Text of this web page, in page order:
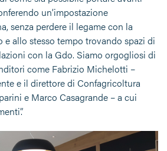
un’impostazione
senza perdere il legame con la
allo stesso tempo trovando spazi di
con la Gdo. Siamo orgogliosi di
come Fabrizio Michelotti –
e il direttore di Confagricoltura
e Marco Casagrande – a cui